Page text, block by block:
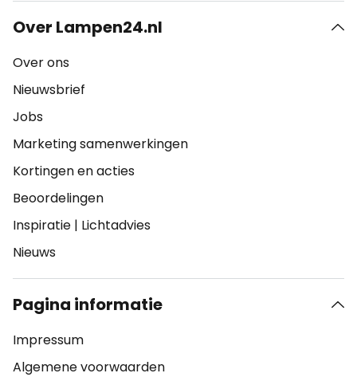
Over Lampen24.nl
Over ons
Nieuwsbrief
Jobs
Marketing samenwerkingen
Kortingen en acties
Beoordelingen
Inspiratie | Lichtadvies
Nieuws
Pagina informatie
Impressum
Algemene voorwaarden